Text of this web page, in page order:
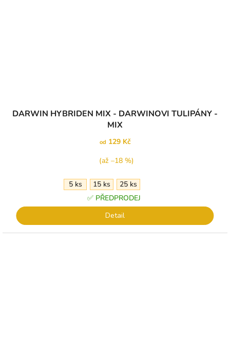
DARWIN HYBRIDEN MIX - DARWINOVI TULIPÁNY -
MIX
od 129 Kč
(až –18 %)
5 ks 15 ks
25 ks
✅ PŘEDPRODEJ
Detail